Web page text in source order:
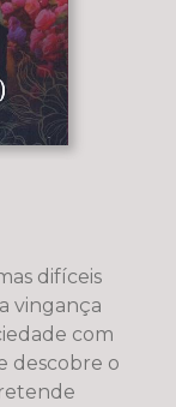
difíceis
com
descobre o